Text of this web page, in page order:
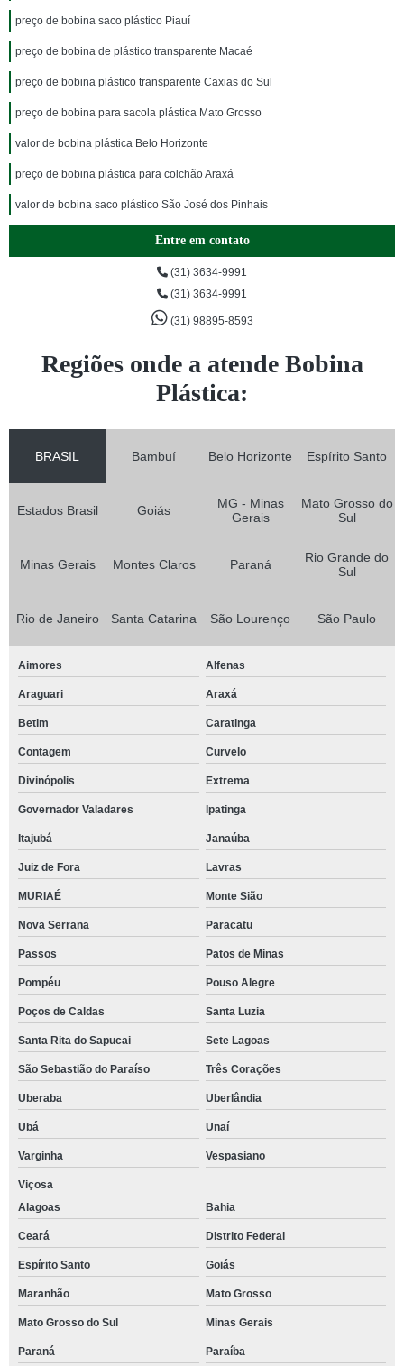
preço de bobina saco plástico Piauí
preço de bobina de plástico transparente Macaé
preço de bobina plástico transparente Caxias do Sul
preço de bobina para sacola plástica Mato Grosso
valor de bobina plástica Belo Horizonte
preço de bobina plástica para colchão Araxá
valor de bobina saco plástico São José dos Pinhais
Entre em contato
(31) 3634-9991
(31) 3634-9991
(31) 98895-8593
Regiões onde a atende Bobina
Plástica:
BRASIL Bambuí Belo Horizonte Espírito Santo
Estados Brasil Goiás
MG - Minas
Gerais
Mato Grosso do
Sul
Minas Gerais Montes Claros Paraná
Rio Grande do
Sul
Rio de Janeiro Santa Catarina São Lourenço São Paulo
Aimores Alfenas
Araguari Araxá
Betim Caratinga
Contagem Curvelo
Divinópolis Extrema
Governador Valadares Ipatinga
Itajubá Janaúba
Juiz de Fora Lavras
MURIAÉ Monte Sião
Nova Serrana Paracatu
Passos Patos de Minas
Pompéu Pouso Alegre
Poços de Caldas Santa Luzia
Santa Rita do Sapucai Sete Lagoas
São Sebastião do Paraíso Três Corações
Uberaba Uberlândia
Ubá Unaí
Varginha Vespasiano
Viçosa
Alagoas
Bahia
Ceará Distrito Federal
Espírito Santo Goiás
Maranhão Mato Grosso
Mato Grosso do Sul Minas Gerais
Paraná Paraíba